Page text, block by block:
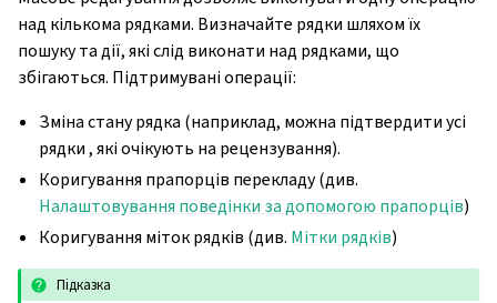
над кількома рядками. Визначайте рядки шляхом їх
пошуку та дії, які слід виконати над рядками, що
збігаються. Підтримувані операції:
Зміна стану рядка (наприклад, можна підтвердити усі
рядки , які очікують на рецензування).
Коригування прапорців перекладу (див.
Налаштовування поведінки за допомогою прапорців)
Коригування міток рядків (див. Мітки рядків)
Підказка